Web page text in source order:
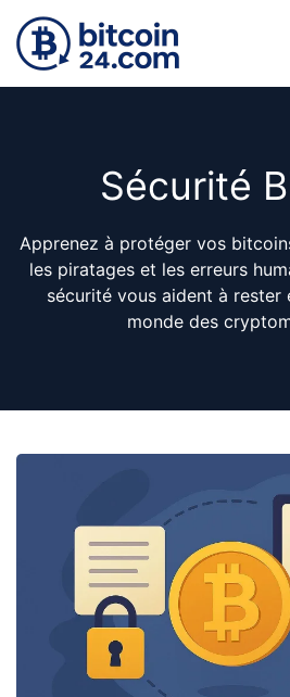
Accéder au contenu principal
Sécurité
Apprenez à protéger vos
les piratages et les erreurs
sécurité vous aident à rester
monde des